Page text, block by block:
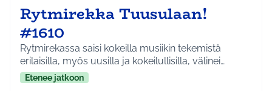
Rytmirekka Tuusulaan!
#1610
Rytmirekassa saisi kokeilla musiikin tekemistä
erilaisilla, myös uusilla ja kokeilullisilla, välinei…
Etenee jatkoon